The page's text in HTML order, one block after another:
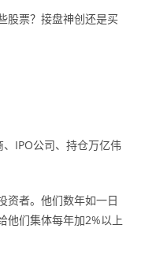
股票？接盘神创还是买
IPO公司、持仓万亿伟
资者。他们数年如一日
他们集体每年加2%以上